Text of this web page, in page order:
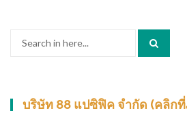
บริษัท 88 แปซิฟิค จำกัด (คลิก